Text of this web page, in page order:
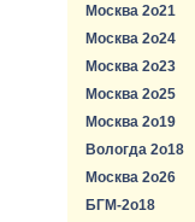
Москва 2о21
Москва 2о24
Москва 2о23
Москва 2о25
Москва 2о19
Вологда 2о18
Москва 2о26
БГМ-2о18